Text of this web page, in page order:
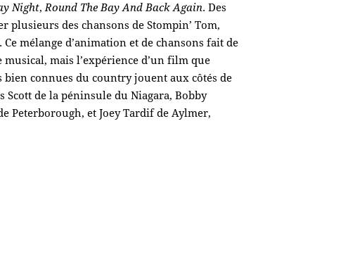
Night,Round The Bay And Back Again. Des
des chansons de Stompin’ Tom,
. Ce mélange d’animation et de chansons fait de
mais l’expérience d’un film que
connues du country jouent aux côtés de
Scott de la péninsule du Niagara, Bobby
Peterborough, et Joey Tardif de Aylmer,